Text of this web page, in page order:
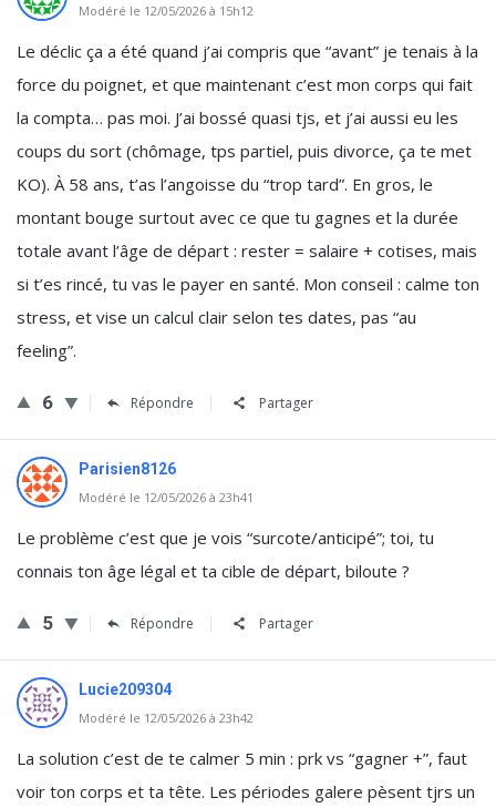
Modéré le 12/05/2026 à 15h12
Le déclic ça a été quand j’ai compris que “avant” je tenais à la
force du poignet, et que maintenant c’est mon corps qui fait
la compta… pas moi. J’ai bossé quasi tjs, et j’ai aussi eu les
coups du sort (chômage, tps partiel, puis divorce, ça te met
KO). À 58 ans, t’as l’angoisse du “trop tard”. En gros, le
montant bouge surtout avec ce que tu gagnes et la durée
totale avant l’âge de départ : rester = salaire + cotises, mais
si t’es rincé, tu vas le payer en santé. Mon conseil : calme ton
stress, et vise un calcul clair selon tes dates, pas “au
feeling”.
6 Répondre Partager
Parisien8126
Modéré le 12/05/2026 à 23h41
Le problème c’est que je vois “surcote/anticipé”; toi, tu
connais ton âge légal et ta cible de départ, biloute ?
5 Répondre Partager
Lucie209304
Modéré le 12/05/2026 à 23h42
La solution c’est de te calmer 5 min : prk vs “gagner +”, faut
voir ton corps et ta tête. Les périodes galere pèsent tjrs un